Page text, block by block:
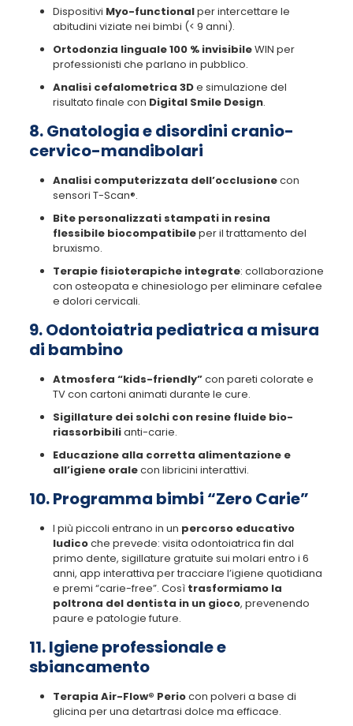
Dispositivi Myo-functionalper intercettare le
abitudini viziate nei bimbi (< 9 anni).
Ortodonzia linguale 100 % invisibileWIN per
professionisti che parlano in pubblico.
Analisi cefalometrica 3De simulazione del
risultato finale con Digital Smile Design.
8. Gnatologia e disordini cranio-
cervico-mandibolari
Analisi computerizzata dell’occlusionecon
sensori T-Scan®.
Bite personalizzati stampati in resina
flessibile biocompatibileper il trattamento del
bruxismo.
Terapie fisioterapiche integrate: collaborazione
con osteopata e chinesiologo per eliminare cefalee
e dolori cervicali.
9. Odontoiatria pediatrica a misura
di bambino
Atmosfera “kids-friendly”con pareti colorate e
TV con cartoni animati durante le cure.
Sigillature dei solchi con resine fluide bio-
riassorbibilianti-carie.
Educazione alla corretta alimentazione e
all’igiene oralecon libricini interattivi.
10. Programma bimbi “Zero Carie”
I più piccoli entrano in un percorso educativo
ludicoche prevede: visita odontoiatrica fin dal
primo dente, sigillature gratuite sui molari entro i 6
anni, app interattiva per tracciare l’igiene quotidiana
e premi “carie-free”. Così trasformiamo la
poltrona del dentista in un gioco, prevenendo
paure e patologie future.
11. Igiene professionale e
sbiancamento
Terapia Air-Flow® Periocon polveri a base di
glicina per una detartrasi dolce ma efficace.